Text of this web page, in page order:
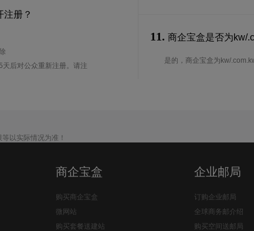
册？
后对公众重新注册。请注
11. 商企宝盒是否为kw/
是的，商企宝盒为kw/
以实际情况为准！
商企宝盒
购买商企宝盒
微网站
购买套餐送建站
企业邮局
订购企业邮局
全球商务邮介绍
购买空间送邮局